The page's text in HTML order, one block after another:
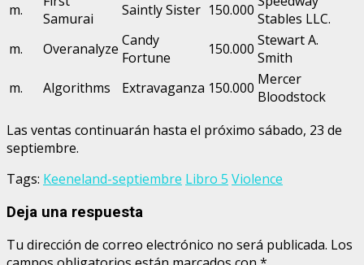
m.
Samurai
Saintly Sister 150.000 Stables LLC.
m.
Overanalyze Candy
Fortune
150.000 Stewart A.
Smith
m.
Algorithms Extravaganza 150.000 Mercer
Bloodstock
Las ventas continuarán hasta el próximo sábado, 23 de
septiembre.
Tags: Keeneland-septiembre Libro 5 Violence
Deja una respuesta
Tu dirección de correo electrónico no será publicada. Los